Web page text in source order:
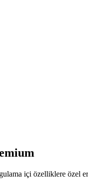
içi özelliklere özel